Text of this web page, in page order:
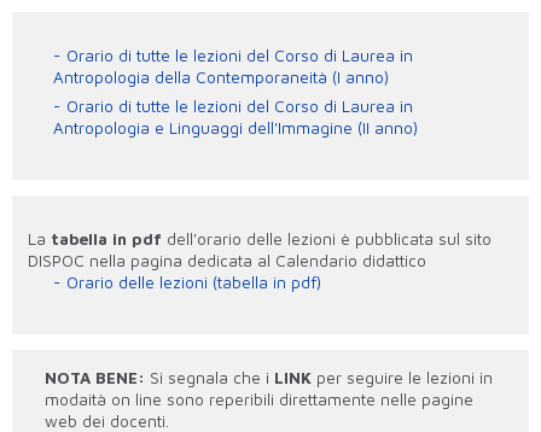
Orario di tutte le lezioni del Corso di Laurea in
Antropologia della Contemporaneità (I anno)
Orario di tutte le lezioni del Corso di Laurea in
Antropologia e Linguaggi dell'Immagine (II anno)
La tabella in pdf dell'orario delle lezioni è pubblicata sul sito
DISPOC nella pagina dedicata al Calendario didattico
Orario delle lezioni (tabella in pdf)
NOTA BENE: Si segnala che i LINK per seguire le lezioni in
modaità on line sono reperibili direttamente nelle pagine
web dei docenti.